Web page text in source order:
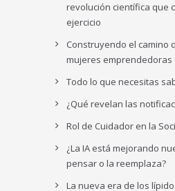
revolución científica que
ejercicio
Construyendo el camino
mujeres emprendedoras
Todo lo que necesitas
¿Qué revelan las
Rol de Cuidador en la
¿La IA está mejorando
pensar o la reemplaza?
La nueva era de los